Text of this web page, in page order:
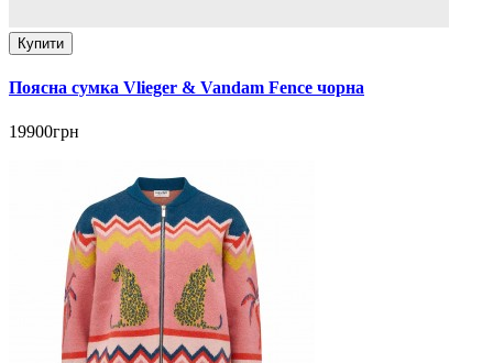
Купити
Поясна сумка Vlieger & Vandam Fence чорна
19900грн